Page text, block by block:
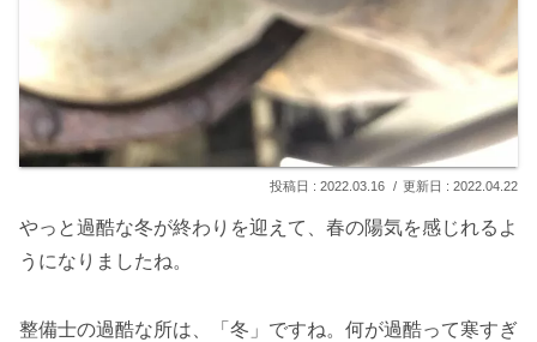
2022.03.16 2022.04.22
やっと過酷な冬が終わりを迎えて、春の陽気を感じれるよ
うになりましたね。
整備士の過酷な所は、「冬」ですね。何が過酷って寒すぎ